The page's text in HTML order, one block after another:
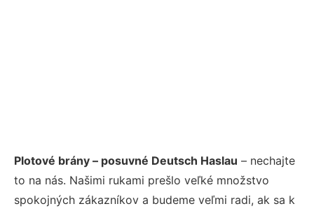
Plotové brány – posuvné Deutsch Haslau – nechajte
to na nás. Našimi rukami prešlo veľké množstvo
spokojných zákazníkov a budeme veľmi radi, ak sa k